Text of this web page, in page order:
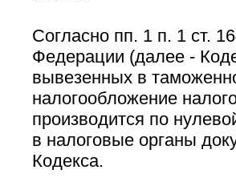
Согласно пп. 1 п. 1 ст.
Федерации (далее -
вывезенных в
налогообложение
производится по
в налоговые органы
Кодекса.